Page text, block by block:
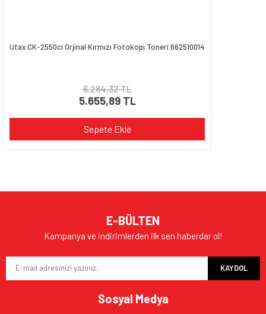
Utax CK-2550ci Orjinal Kırmızı Fotokopi Toneri 662510014
6.284,32 TL
5.655,89 TL
Sepete Ekle
E-BÜLTEN
Kampanya ve indirimlerden ilk sen haberdar ol!
KAYDOL
Sosyal Medya